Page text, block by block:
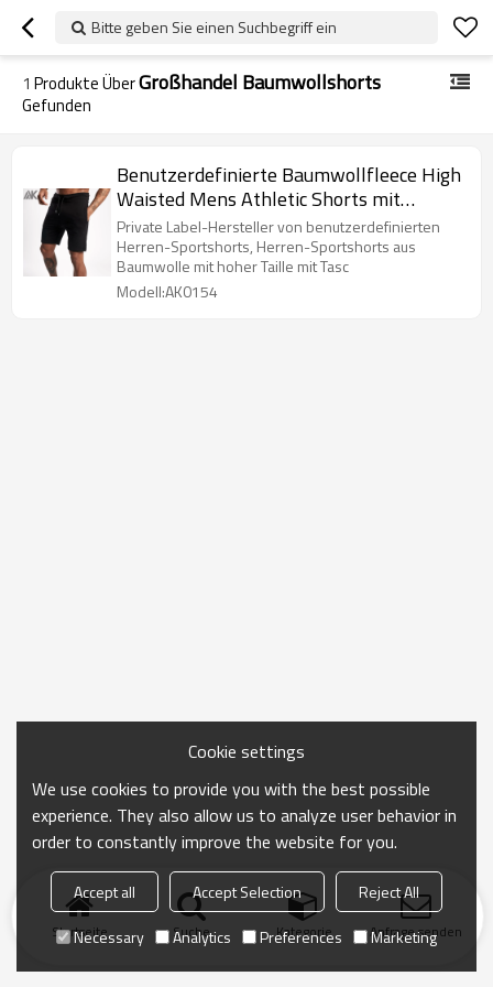
Bitte geben Sie einen Suchbegriff ein
1 Produkte ÜberGroßhandel Baumwollshorts
Gefunden
Benutzerdefinierte Baumwollfleece High
Waisted Mens Athletic Shorts mit
Taschen-Aktik
Private Label-Hersteller von benutzerdefinierten
Herren-Sportshorts, Herren-Sportshorts aus
Baumwolle mit hoher Taille mit Tasc
Modell:AK0154
Startseite Suche Kategorie Anfrage senden
Cookie settings
We use cookies to provide you with the best possible
experience. They also allow us to analyze user behavior in
order to constantly improve the website for you.
Accept all Accept Selection
Reject All
Necessary
Analytics Preferences Marketing